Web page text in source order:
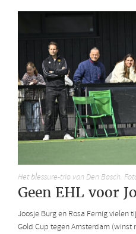
Het blessure-trio van Den Bosch.
Geen EHL voor
Joosje Burg en Rosa Fernig vielen
Gold Cup tegen Amsterdam (winst